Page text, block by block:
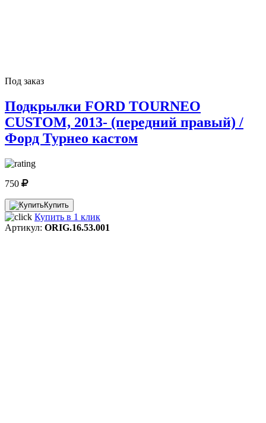
Под заказ
Подкрылки FORD TOURNEO
CUSTOM, 2013- (передний правый) /
Форд Турнео кастом
750
Купить
Купить в 1 клик
Артикул: ORIG.16.53.001